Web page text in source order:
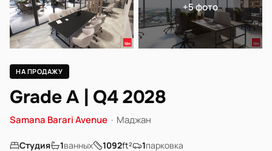
+5 фото
НА ПРОДАЖУ
Grade A | Q4 2028
Samana Barari Avenue · Маджан
Студия 1ванных 1092ft² 1парковка